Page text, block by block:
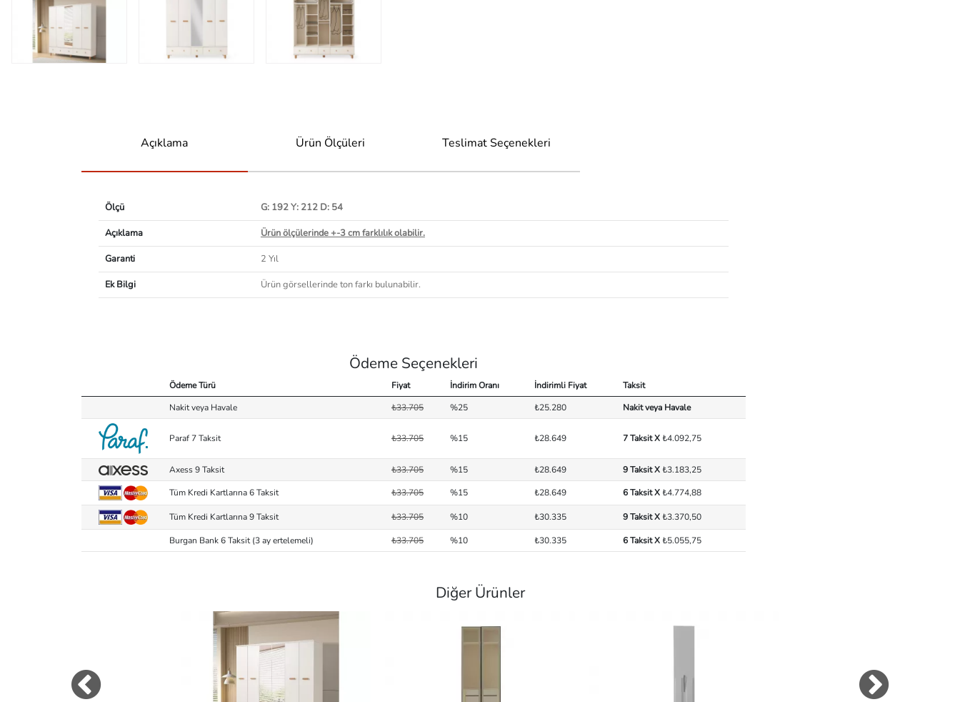
Açıklama Ürün Ölçüleri Teslimat Seçenekleri
Ölçü
G: 192 Y: 212 D: 54
Açıklama
Ürün ölçülerinde +-3 cm farklılık olabilir.
Garanti
2 Yıl
Ek Bilgi
Ürün görsellerinde ton farkı bulunabilir.
Ödeme Seçenekleri
Ödeme Türü Fiyat İndirim Oranı İndirimli Fiyat
Taksit
Nakit veya Havale
₺33.705 %25 ₺25.280 Nakit veya Havale
Paraf 7 Taksit ₺33.705 %15 ₺28.649 7 Taksit X₺4.092,75
Axess 9 Taksit ₺33.705 %15 ₺28.649 9 Taksit X₺3.183,25
Tüm Kredi Kartlarına 6 Taksit
₺33.705 %15 ₺28.649 6 Taksit X₺4.774,88
Tüm Kredi Kartlarına 9 Taksit ₺33.705 %10 ₺30.335 9 Taksit X₺3.370,50
Burgan Bank 6 Taksit (3 ay ertelemeli) ₺33.705 %10 ₺30.335 6 Taksit X₺5.055,75
Diğer Ürünler